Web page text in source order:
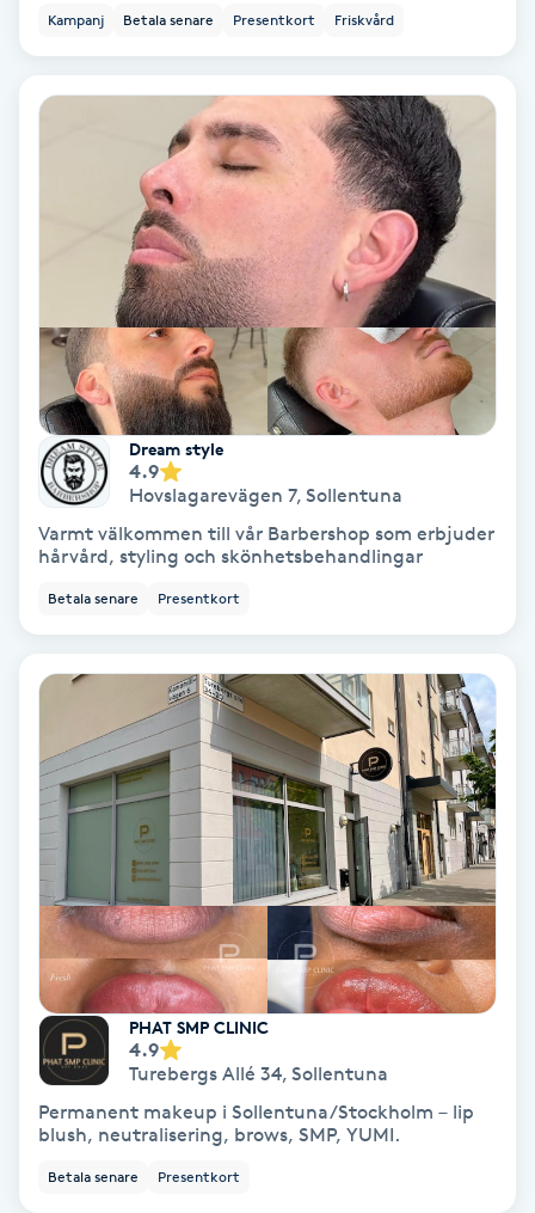
Enzympeeling
Extensions borttagning
Eyeliner-tatuering
Face framing
Faceliftmassage
Fet hårbotten
Fettreducering
Fotsvamp
Fotvård
Fransar
Fransborttagning
Fransfärgning
Fransförlängning
Fransförlängning Megavolym
Kampanj Betala senare Presentkort Friskvård
Dream style
4.9
Hovslagarevägen 7, Sollentuna
Varmt välkommen till vår Barbershop som erbjuder
hårvård, styling och skönhetsbehandlingar
Betala senare Presentkort
PHAT SMP CLINIC
4.9
Turebergs Allé 34, Sollentuna
Permanent makeup i Sollentuna/Stockholm – lip
blush, neutralisering, brows, SMP, YUMI.
Betala senare Presentkort